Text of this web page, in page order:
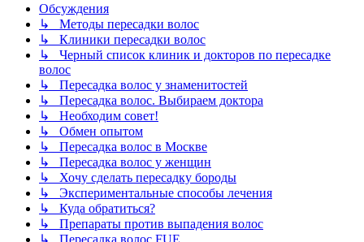
Обсуждения
↳ Методы пересадки волос
↳ Клиники пересадки волос
↳ Черный список клиник и докторов по пересадке
волос
↳ Пересадка волос у знаменитостей
↳ Пересадка волос. Выбираем доктора
↳ Необходим совет!
↳ Обмен опытом
↳ Пересадка волос в Москве
↳ Пересадка волос у женщин
↳ Хочу сделать пересадку бороды
↳ Экспериментальные способы лечения
↳ Куда обратиться?
↳ Препараты против выпадения волос
↳ Пересадка волос FUE